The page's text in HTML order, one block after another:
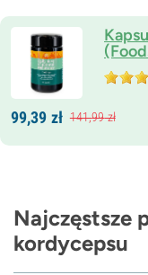
99,39 zł 141,99zł
Najczęstsze
kordycepsu